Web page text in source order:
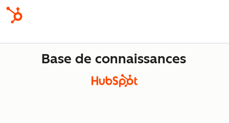
Base de connaissances